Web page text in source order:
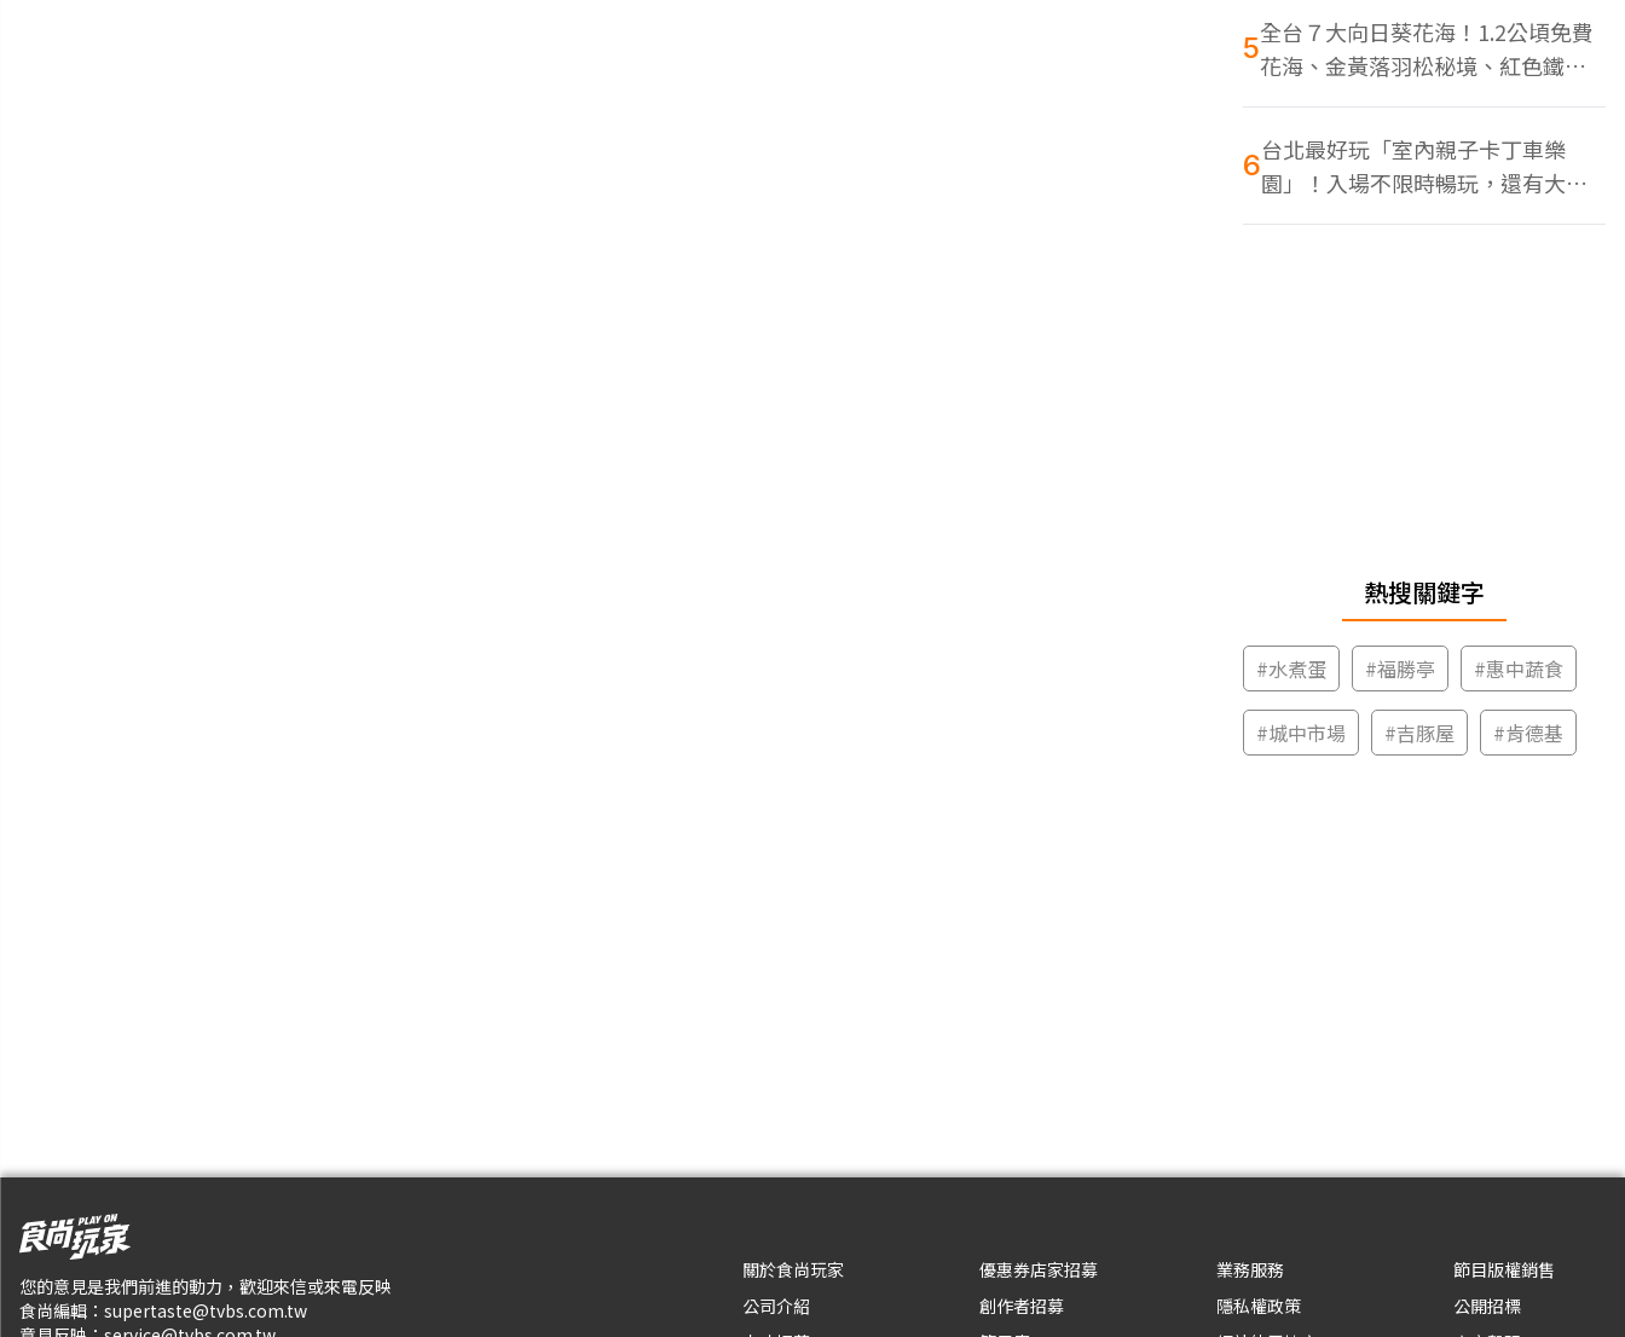
5全台７大向日葵花海！1.2公頃免費
花海、金黃落羽松秘境、紅色鐵橋
同框
6台北最好玩「室內親子卡丁車樂
園」！入場不限時暢玩，還有大螢
幕Switch遊戲區
熱搜關鍵字
#水煮蛋 #福勝亭 #惠中蔬食
#城中市場 #吉豚屋 #肯德基
您的意見是我們前進的動力，歡迎來信或來電反映
食尚編輯： supertaste@tvbs.com.tw
關於食尚玩家
公司介紹
優惠券店家招募
創作者招募
業務服務
隱私權政策
節目版權銷售
公開招標